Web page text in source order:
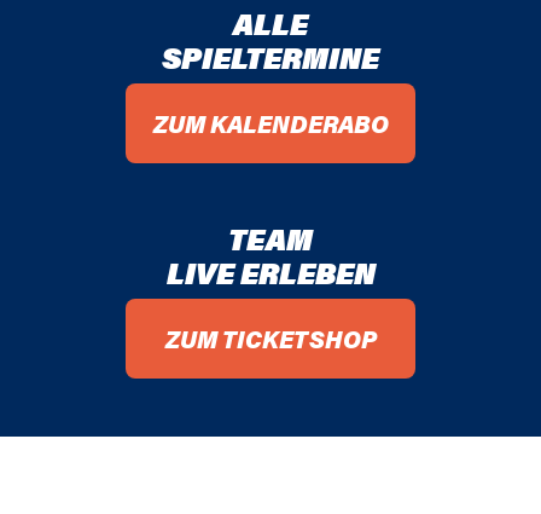
ALLE
SPIELTERMINE
ZUM KALENDERABO
TEAM
LIVE ERLEBEN
ZUM TICKETSHOP